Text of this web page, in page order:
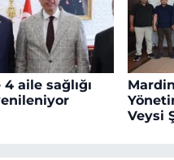
aile sağlığı
Veysi